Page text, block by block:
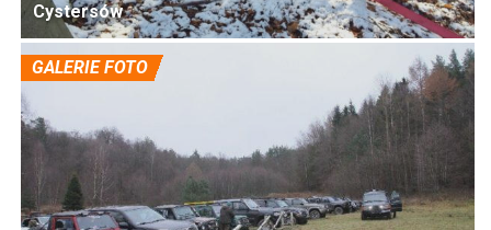
Cystersów
GALERIE FOTO